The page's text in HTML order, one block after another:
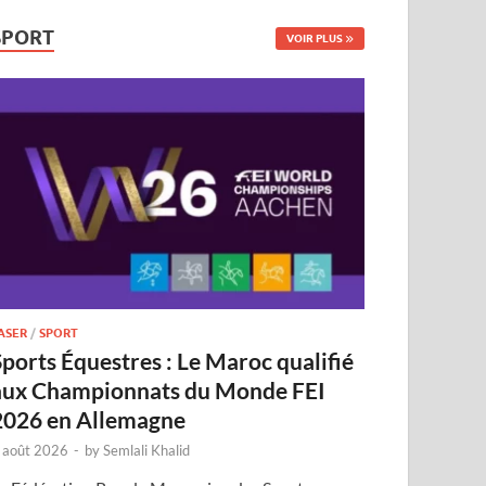
VOIR PLUS
/SPORT
Équestres : Le Maroc qualifié
Championnats du Monde FEI
en Allemagne
2026 - bySemlali Khalid